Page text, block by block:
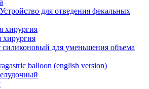
для отведения фекальных
хирургия
хирургия
силиконовый для уменьшения объема
balloon (english version)